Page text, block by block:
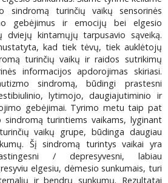
sindromą turinčių vaikų sensorinės
gebėjimus ir emocijų bei elgesio
dviejų kintamųjų tarpusavio sąveiką.
kad tiek tėvų, tiek auklėtojų
turinčių vaikų ir raidos sutrikimų
informacijos apdorojimas skiriasi.
sindromą, būdingi prastesni
lytimojo, daugiajutiminio ir
gebėjimai. Tyrimo metu taip pat
turintiems vaikams, lyginant
vaikų grupe, būdinga daugiau
Šį sindromą turintys vaikai yra
/ depresyvesni, labiau
elgesiu, dėmesio sunkumais, turi
ir bendrų sunkumų. Rezultatai